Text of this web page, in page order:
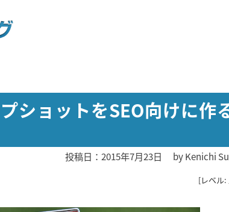
ショットをSEO向けに作
投稿日：2015年7月23日 byKenichi
[レベル: